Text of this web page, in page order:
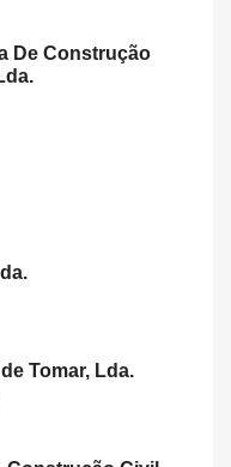
De Construção
Tomar, Lda.